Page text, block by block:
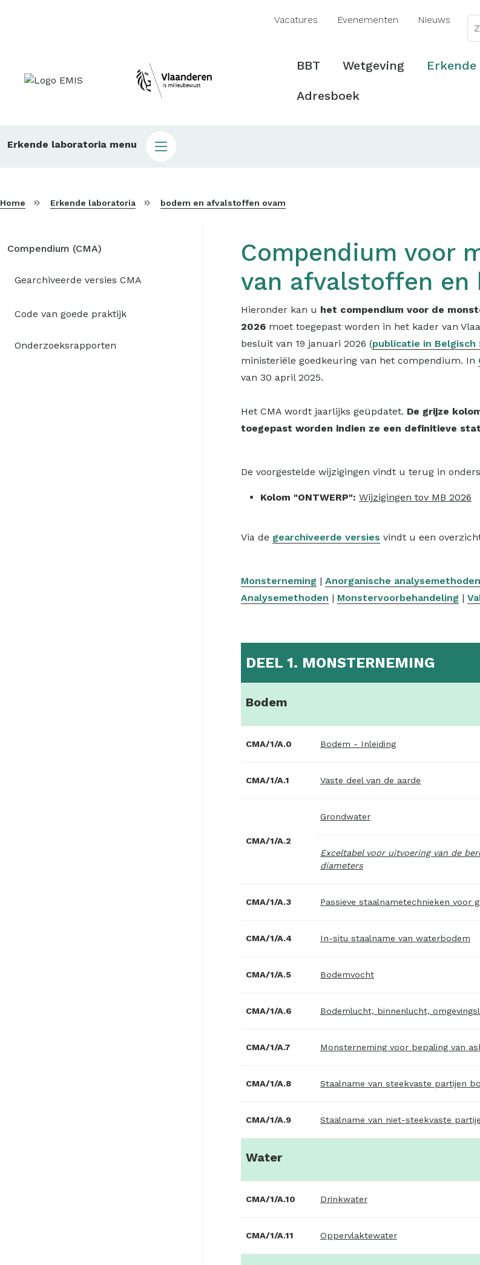
inhoud
Vacatures Evenementen Nieuws
Hoofdmenu
BBT Wetgeving
Adresboek
Main
Erkende laboratoria menu
Home Erkende laboratoria bodem en afvalstoffen ovam
Compendium voor
van afvalstoffen en
Hieronder kan u het compendium voor de
2026 moet toegepast worden in het kader van
besluit van 19 januari 2026 (publicatie in
ministeriële goedkeuring van het compendium. In
van 30 april 2025.
Het CMA wordt jaarlijks geüpdatet. De grijze
toegepast worden indien ze een definitieve
De voorgestelde wijzigingen vindt u terug in
Kolom "ONTWERP": Wijzigingen tov MB 2026
Via de gearchiveerde versies vindt u een
Monsterneming | Anorganische analysemethoden
Analysemethoden | Monstervoorbehandeling |
DEEL 1. MONSTERNEMING
Bodem
CMA/1/A.0 Bodem - Inleiding
CMA/1/A.1 Vaste deel van de aarde
CMA/1/A.2
Grondwater
Exceltabel voor uitvoering van de
diameters
CMA/1/A.3 Passieve staalnametechnieken voor
CMA/1/A.4 In-situ staalname van waterbodem
CMA/1/A.5 Bodemvocht
CMA/1/A.6 Bodemlucht, binnenlucht,
CMA/1/A.7 Monsterneming voor bepaling van
CMA/1/A.8 Staalname van steekvaste partijen
CMA/1/A.9 Staalname van niet-steekvaste
Water
CMA/1/A.10 Drinkwater
CMA/1/A.11 Oppervlaktewater
menu
Compendium (CMA)
Gearchiveerde versies CMA
Code van goede praktijk
Onderzoeksrapporten